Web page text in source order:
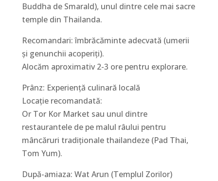
Buddha de Smarald), unul dintre cele mai sacre
temple din Thailanda.
Recomandari: îmbrăcăminte adecvată (umerii
și genunchii acoperiți).
Alocăm aproximativ 2-3 ore pentru explorare.
Prânz: Experiență culinară locală
Locație recomandată:
Or Tor Kor Market sau unul dintre
restaurantele de pe malul râului pentru
mâncăruri tradiționale thailandeze (Pad Thai,
Tom Yum).
După-amiaza: Wat Arun (Templul Zorilor)